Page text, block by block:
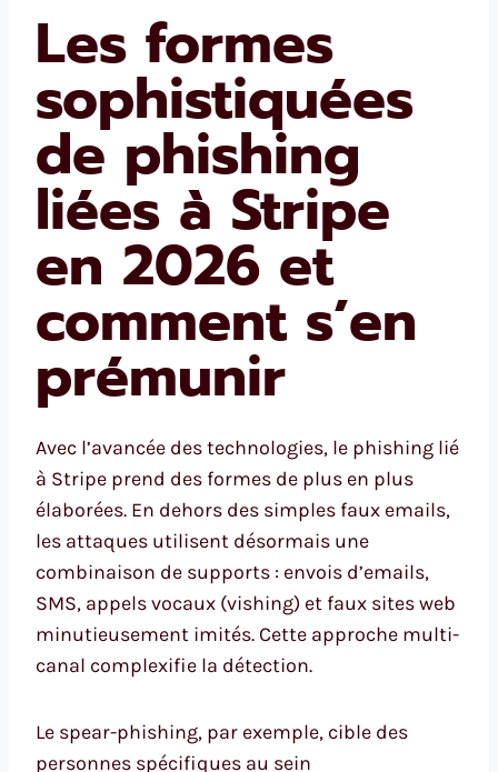
Les formes
sophistiquées
de phishing
liées à Stripe
en 2026 et
comment s’en
prémunir
Avec l’avancée des technologies, le phishing lié
à Stripe prend des formes de plus en plus
élaborées. En dehors des simples faux emails,
les attaques utilisent désormais une
combinaison de supports : envois d’emails,
SMS, appels vocaux (vishing) et faux sites web
minutieusement imités. Cette approche multi-
canal complexifie la détection.
Le spear-phishing, par exemple, cible des
personnes spécifiques au sein